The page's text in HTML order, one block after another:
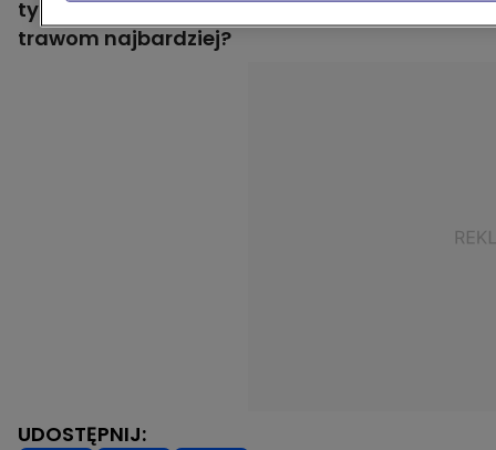
tym, jak ustrzec się szkodników. Jakie grożą
trawom najbardziej?
UDOSTĘPNIJ: